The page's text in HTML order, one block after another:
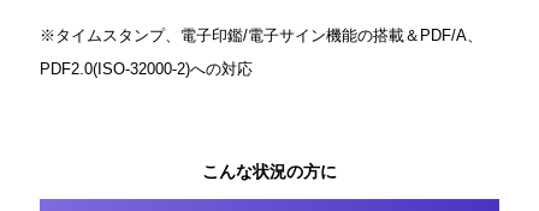
※タイムスタンプ、電子印鑑/電子サイン機能の搭載＆PDF/A、
PDF2.0(ISO-32000-2)への対応
こんな状況の方に